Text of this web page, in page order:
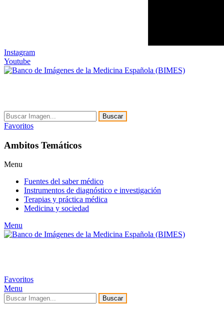
Instagram
Youtube
Buscar
Favoritos
Ambitos Temáticos
Menu
Fuentes del saber médico
Instrumentos de diagnóstico e investigación
Terapias y práctica médica
Medicina y sociedad
Menu
Favoritos
Menu
Buscar